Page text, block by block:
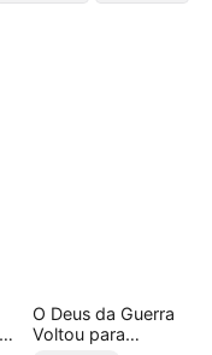
O Deus da Guerra
Voltou para